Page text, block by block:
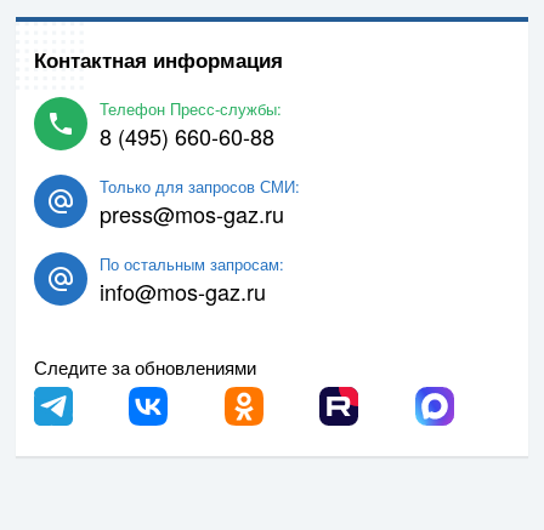
Контактная информация
Телефон Пресс-службы:
8 (495) 660-60-88
Только для запросов СМИ:
press@mos-gaz.ru
По остальным запросам:
info@mos-gaz.ru
Следите за обновлениями